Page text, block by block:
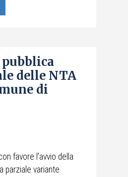
delle NTA
di
favore l’avvio della
parziale variante